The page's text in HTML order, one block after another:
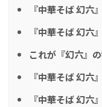
『中華そば 幻六
『中華そば 幻六
これが『幻六』
『中華そば 幻六
『中華そば 幻六